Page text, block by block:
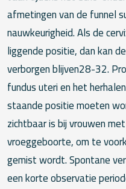
afmetingen van de funnel
nauwkeurigheid. Als de
liggende positie, dan kan
verborgen blijven28-32.
fundus uteri en het
staande positie moeten
zichtbaar is bij vrouwen
vroeggeboorte, om te
gemist wordt. Spontane
een korte observatie